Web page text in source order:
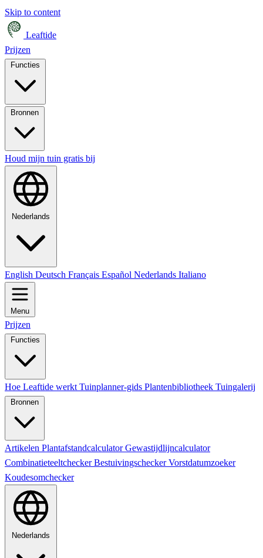
Skip to content
Leaftide
Prijzen
Houd mijn tuin gratis bij
Nederlands
English Deutsch Français Español Nederlands Italiano
Menu
Prijzen
Functies
Hoe Leaftide werkt Tuinplanner-gids Plantenbibliotheek Tuingalerij
Bronnen
Artikelen PlantafstandcalculatorGewastijdlijncalculator
CombinatieteeltcheckerBestuivingscheckerVorstdatumzoeker
Koudesomchecker
Nederlands